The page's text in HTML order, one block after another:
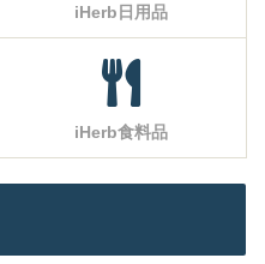
iHerb日用品
iHerb食料品